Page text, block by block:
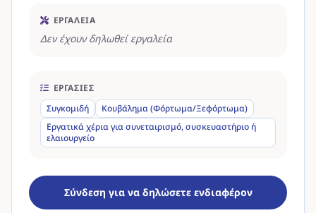
ΕΡΓΑΛΕΊΑ
Δεν έχουν δηλωθεί εργαλεία
ΕΡΓΑΣΊΕΣ
Συγκομιδή
Κουβάλημα (Φόρτωμα/Ξεφόρτωμα)
Εργατικά χέρια για συνεταιρισμό, συσκευαστήριο ή
ελαιουργείο
Σύνδεση για να δηλώσετε ενδιαφέρον